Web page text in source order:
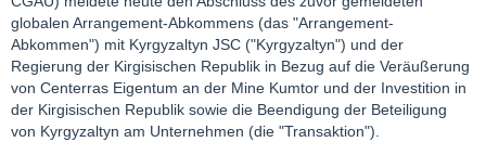
globalen Arrangement-Abkommens (das "Arrangement-
Abkommen") mit Kyrgyzaltyn JSC ("Kyrgyzaltyn") und der
Regierung der Kirgisischen Republik in Bezug auf die Veräußerung
von Centerras Eigentum an der Mine Kumtor und der Investition in
der Kirgisischen Republik sowie die Beendigung der Beteiligung
von Kyrgyzaltyn am Unternehmen (die "Transaktion").